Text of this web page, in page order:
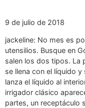
9 de julio de 2018
jackeline: No mes es
utensilios. Busque en
salen los dos tipos. La
se llena con el líquido y
lanza el líquido al
irrigador clásico
partes, un receptáculo